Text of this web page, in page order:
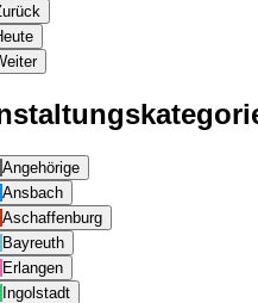
Angehörige
Ansbach
Aschaffenburg
Bayreuth
Erlangen
Ingolstadt